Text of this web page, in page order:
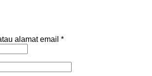
alamat email *Wajib